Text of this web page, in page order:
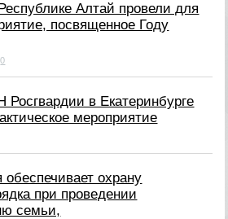
Алтай провели для
посвященное Году
0
в Екатеринбурге
мероприятие
охрану
при проведении
семьи,